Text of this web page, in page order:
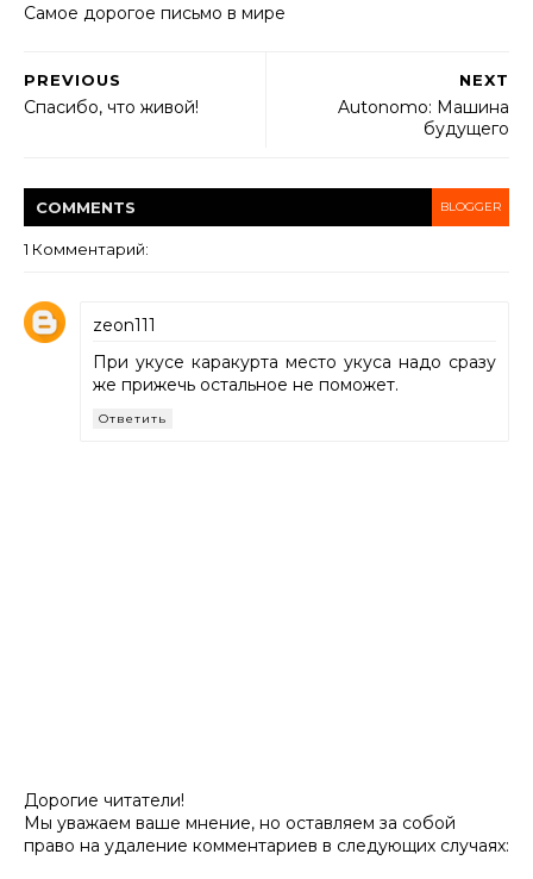
Самое дорогое письмо в мире
NEXT
Autonomo: Машина
будущего
PREVIOUS
Спасибо, что живой!
COMMENTS BLOGGER
1 Комментарий:
zeon111
При укусе каракурта место укуса надо сразу
же прижечь остальное не поможет.
Ответить
Дорогие читатели!
Мы уважаем ваше мнение, но оставляем за собой
право на удаление комментариев в следующих случаях: